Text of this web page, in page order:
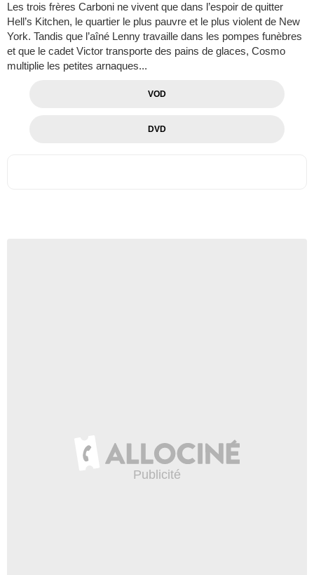
Les trois frères Carboni ne vivent que dans l’espoir de quitter
Hell’s Kitchen, le quartier le plus pauvre et le plus violent de New
York. Tandis que l’aîné Lenny travaille dans les pompes funèbres
et que le cadet Victor transporte des pains de glaces, Cosmo
multiplie les petites arnaques...
VOD
DVD